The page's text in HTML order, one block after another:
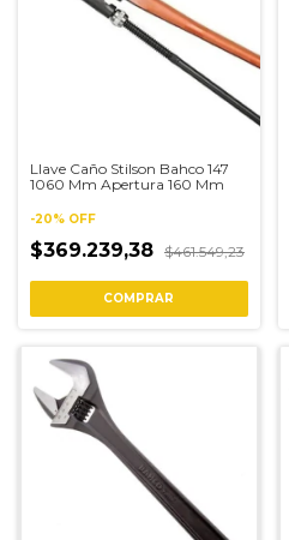
Llave Caño Stilson Bahco 147
1060 Mm Apertura 160 Mm
-20% OFF
$369.239,38 $461.549,23